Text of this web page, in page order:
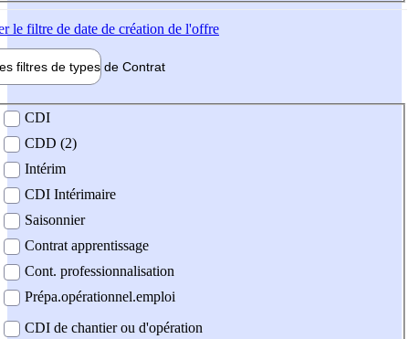
le filtre de date de création de l'offre
filtres de types de Contrat
contrat
CDI
CDD (2)
Intérim
CDI Intérimaire
Saisonnier
Contrat apprentissage
Cont. professionnalisation
Prépa.opérationnel.emploi
CDI de chantier ou d'opération